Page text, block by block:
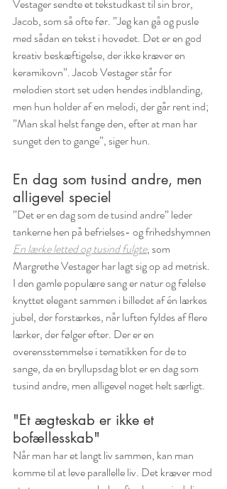
Vestager sendte et tekstudkast til sin bror,
Jacob, som så ofte før. ”Jeg kan gå og pusle
med sådan en tekst i hovedet. Det er en god
kreativ beskæftigelse, der ikke kræver en
keramikovn”. Jacob Vestager står for
melodien stort set uden hendes indblanding,
men hun holder af en melodi, der går rent ind;
”Man skal helst fange den, efter at man har
sunget den to gange”, siger hun.
En dag som tusind andre, men
alligevel speciel
”Det er en dag som de tusind andre” leder
tankerne hen på befrielses- og frihedshymnen
En lærke letted og tusind fulgte, som
Margrethe Vestager har lagt sig op ad metrisk.
I den gamle populære sang er natur og følelse
knyttet elegant sammen i billedet af én lærkes
jubel, der forstærkes, når luften fyldes af flere
lærker, der følger efter. Der er en
overensstemmelse i tematikken for de to
sange, da en bryllupsdag blot er en dag som
tusind andre, men alligevel noget helt særligt.
"Et ægteskab er ikke et
bofællesskab"
Når man har et langt liv sammen, kan man
komme til at leve parallelle liv. Det kræver mod